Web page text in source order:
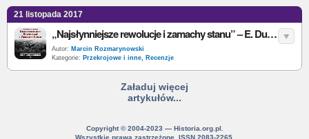
21 listopada 2017
„Najsłynniejsze rewolucje i zamachy stanu” – E. Durschmied – recenzja
Autor: Marcin Rozmarynowski
Kategorie: Przekrojowe i inne, Recenzje
Załaduj więcej
artykułów...
Copyright © 2004-2023 — Historia.org.pl.
Wszystkie prawa zastrzeżone. ISSN 2083-2265.